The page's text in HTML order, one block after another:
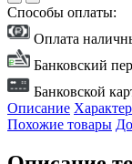
Способы оплаты:
Оплата
Банковский
Банковской
Описание
Похожие товары